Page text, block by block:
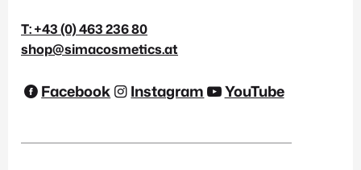
T: +43 (0) 463 236 80
shop@simacosmetics.at
Facebook Instagram YouTube